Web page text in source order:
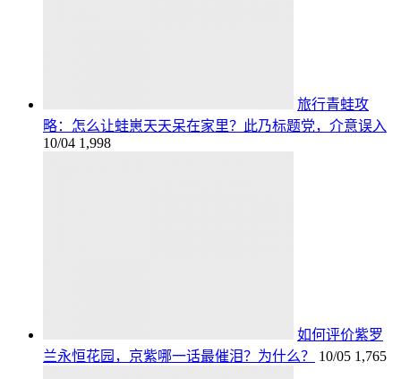
旅行青蛙攻
略：怎么让蛙崽天天呆在家里？此乃标题党，介意误入
10/04 1,998
如何评价紫罗
兰永恒花园，京紫哪一话最催泪？为什么？
10/05 1,765